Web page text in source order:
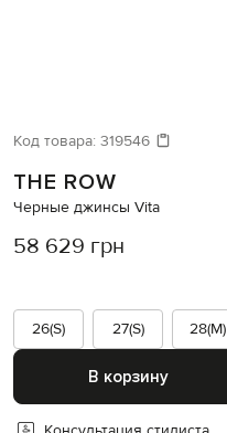
Код товара: 319546
THE ROW
Черные джинсы Vita
58 629 грн
26(S)
27(S) 28(M)
В корзину